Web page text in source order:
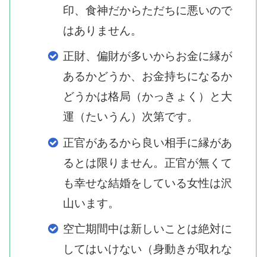
印、食神だからただちに悪いので
はありません。
正財、偏財が多いからお金に縁が
あるかどうか、お金持ちになるか
どうかは格局（かっきょく）と大
運（たいうん）次第です。
正官があるから良い相手に縁があ
るとは限りません。正官が無くて
も幸せな結婚をしている女性は沢
山います。
空亡期間中は新しいことは絶対に
してはいけない（身動きが取れな